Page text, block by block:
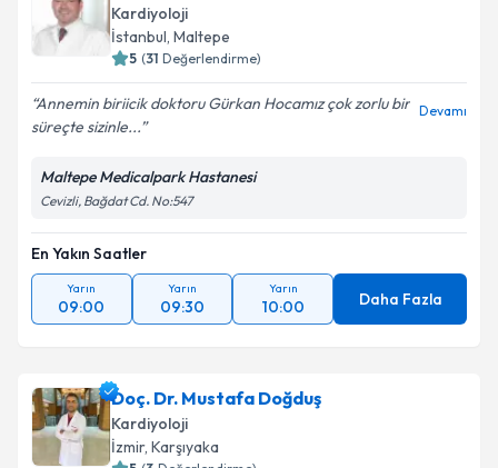
Kardiyoloji
İstanbul, Maltepe
5 (31 Değerlendirme)
Annemin biriicik doktoru Gürkan Hocamız çok zorlu bir
süreçte sizinle...
Devamı
Maltepe Medicalpark Hastanesi
Cevizli, Bağdat Cd. No:547
En Yakın Saatler
Yarın
09:00
Yarın
09:30
Yarın
10:00 Daha Fazla
Doç. Dr. Mustafa Doğduş
Kardiyoloji
İzmir, Karşıyaka